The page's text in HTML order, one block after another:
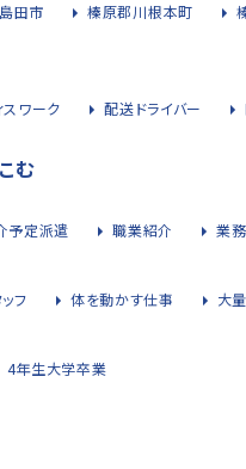
島田市 榛原郡川根本町
スワーク 配送ドライバー
む
予定派遣 職業紹介 業
フ 体を動かす仕事 大
4年生大学卒業